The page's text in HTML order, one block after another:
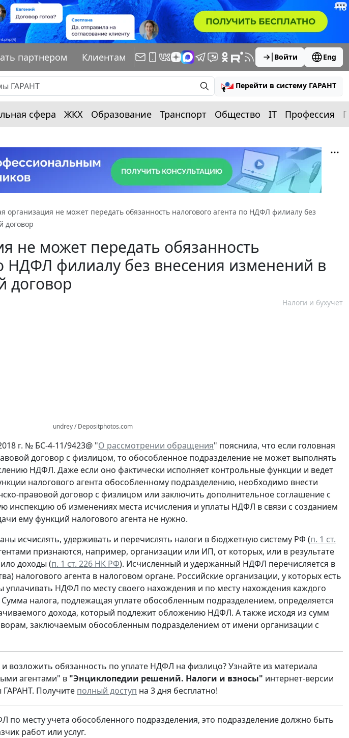
партнером Клиентам Войти Eng
Перейти в систему ГАРАНТ
сфера ЖКХ Образование Транспорт Общество IT Профессия
организация не может передать обязанность налогового агента по НДФЛ филиалу без
договор
не может передать обязанность
НДФЛ филиалу без внесения изменений в
договор
Налоги и бухучет
undrey / Depositphotos.com
г. № БС-4-11/9423@ "О рассмотрении обращения" пояснила, что если головная
договор с физлицом, то обособленное подразделение не может выполнять
НДФЛ. Даже если оно фактически исполняет контрольные функции и ведет
налогового агента обособленному подразделению, необходимо внести
правовой договор с физлицом или заключить дополнительное соглашение с
инспекцию об изменениях места исчисления и уплаты НДФЛ в связи с созданием
ему функций налогового агента не нужно.
исчислять, удерживать и перечислять налоги в бюджетную систему РФ (п. 1 ст.
признаются, например, организации или ИП, от которых, или в результате
доходы (п. 1 ст. 226 НК РФ). Исчисленный и удержанный НДФЛ перечисляется в
налогового агента в налоговом органе. Российские организации, у которых есть
НДФЛ по месту своего нахождения и по месту нахождения каждого
налога, подлежащая уплате обособленным подразделением, определяется
дохода, который подлежит обложению НДФЛ. А также исходя из сумм
заключаемым обособленным подразделением от имени организации с
возложить обязанность по уплате НДФЛ на физлицо? Узнайте из материала
агентами" в "Энциклопедии решений. Налоги и взносы" интернет-версии
ГАРАНТ. Получите полный доступ на 3 дня бесплатно!
по месту учета обособленного подразделения, это подразделение должно быть
работ или услуг.